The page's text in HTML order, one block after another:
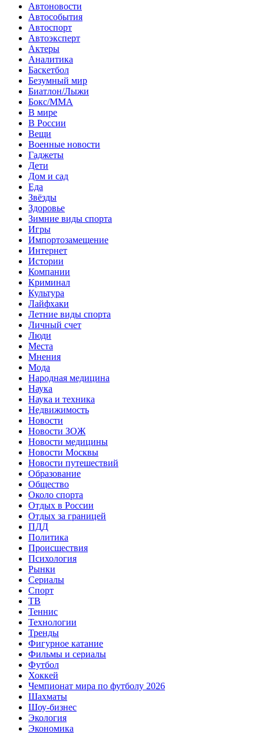
Автоновости
Автособытия
Автоспорт
Автоэксперт
Актеры
Аналитика
Баскетбол
Безумный мир
Биатлон/Лыжи
Бокс/MMA
В мире
В России
Вещи
Военные новости
Гаджеты
Дети
Дом и сад
Еда
Звёзды
Здоровье
Зимние виды спорта
Игры
Импортозамещение
Интернет
Истории
Компании
Криминал
Культура
Лайфхаки
Летние виды спорта
Личный счет
Люди
Места
Мнения
Мода
Народная медицина
Наука
Наука и техника
Недвижимость
Новости
Новости ЗОЖ
Новости медицины
Новости Москвы
Новости путешествий
Образование
Общество
Около спорта
Отдых в России
Отдых за границей
ПДД
Политика
Происшествия
Психология
Рынки
Сериалы
Спорт
ТВ
Теннис
Технологии
Тренды
Фигурное катание
Фильмы и сериалы
Футбол
Хоккей
Чемпионат мира по футболу 2026
Шахматы
Шоу-бизнес
Экология
Экономика